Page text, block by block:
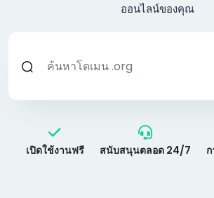
ออนไลน์ของคุณ
เปิดใช้งานฟรี สนับสนุนตลอด 24/7